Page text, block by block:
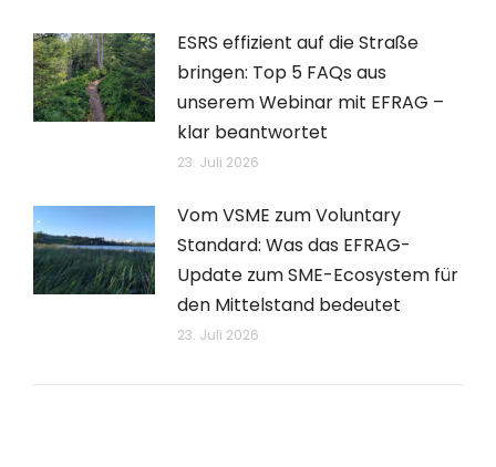
ESRS effizient auf die Straße
bringen: Top 5 FAQs aus
unserem Webinar mit EFRAG –
klar beantwortet
23. Juli 2026
Vom VSME zum Voluntary
Standard: Was das EFRAG-
Update zum SME-Ecosystem für
den Mittelstand bedeutet
23. Juli 2026